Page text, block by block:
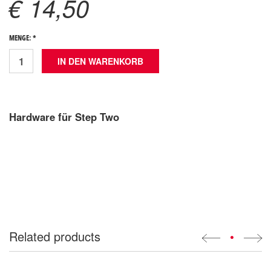
€ 14,50
MENGE: *
Hardware für Step Two
Related products •